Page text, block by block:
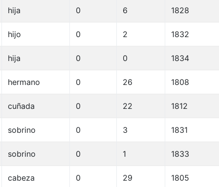
hija 0 6 1828
hijo 0 2 1832
hija 0 0 1834
hermano 0 26 1808
cuñada 0 22 1812
sobrino 0 3 1831
sobrino 0 1 1833
cabeza 0 29 1805